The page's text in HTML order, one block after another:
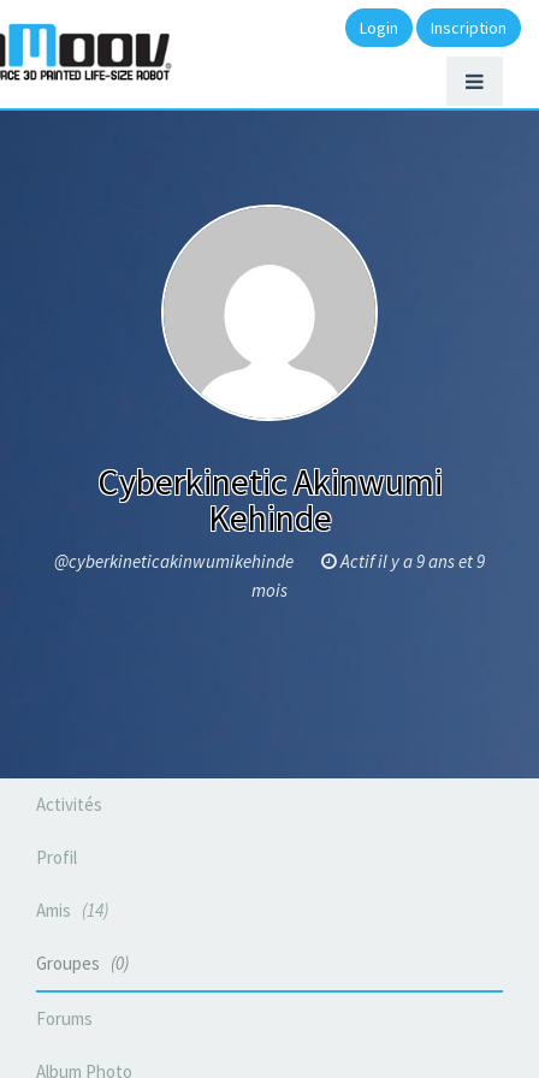
Login Inscription
Cyberkinetic Akinwumi
Kehinde
@cyberkineticakinwumikehinde
Actif il y a 9 ans et 9
mois
Activités
Profil
Amis 14
Groupes 0
Forums
Album Photo